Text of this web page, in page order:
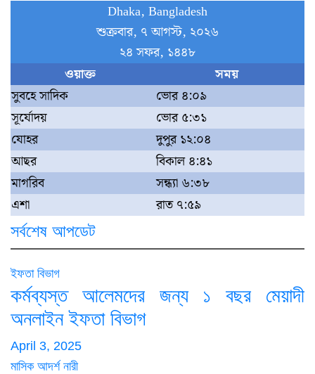
Dhaka, Bangladesh
শুক্রবার, ৭ আগস্ট, ২০২৬
২৪ সফর, ১৪৪৮
ওয়াক্ত
সময়
সুবহে সাদিক
ভোর ৪:০৯
সূর্যোদয়
ভোর ৫:৩১
যোহর
দুপুর ১২:০৪
আছর
বিকাল ৪:৪১
মাগরিব
সন্ধ্যা ৬:৩৮
এশা
রাত ৭:৫৯
সর্বশেষ আপডেট
ইফতা বিভাগ
কর্মব্যস্ত আলেমদের জন্য ১ বছর মেয়াদী
অনলাইন ইফতা বিভাগ
April 3, 2025
মাসিক আদর্শ নারী